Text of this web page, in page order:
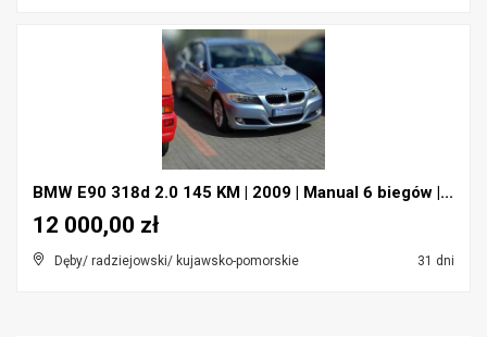
BMW E90 318d 2.0 145 KM | 2009 | Manual 6 biegów |...
Dęby/ radziejowski/ kujawsko-pomorskie 31 dni
12 000,00 zł